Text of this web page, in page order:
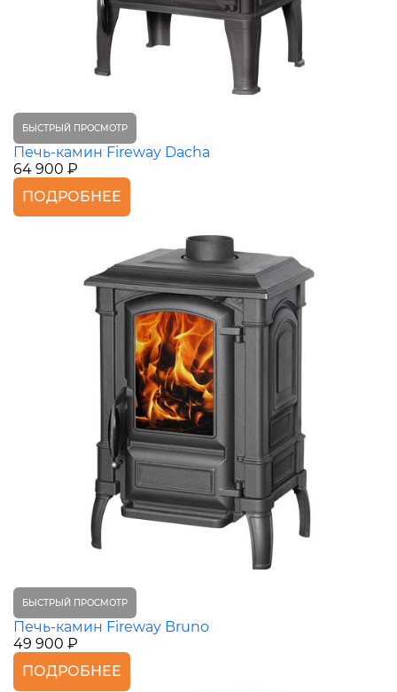
БЫСТРЫЙ ПРОСМОТР
Печь-камин Fireway Dacha
64 900 ₽
ПОДРОБНЕЕ
БЫСТРЫЙ ПРОСМОТР
Печь-камин Fireway Bruno
49 900 ₽
ПОДРОБНЕЕ